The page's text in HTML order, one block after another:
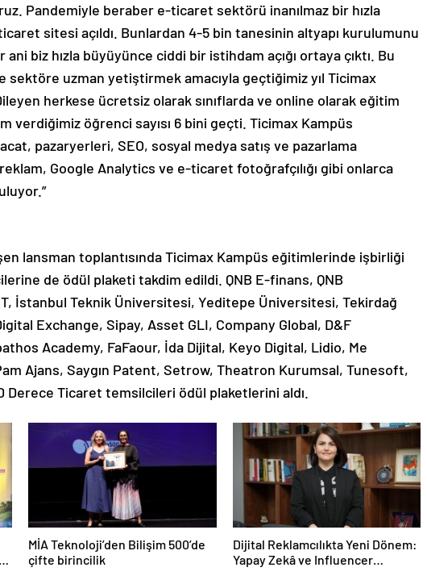
Pandemiyle beraber e-ticaret sektörü inanılmaz bir hızla
sitesi açıldı. Bunlardan 4-5 bin tanesinin altyapı kurulumunu
biz hızla büyüyünce ciddi bir istihdam açığı ortaya çıktı. Bu
sektöre uzman yetiştirmek amacıyla geçtiğimiz yıl Ticimax
herkese ücretsiz olarak sınıflarda ve online olarak eğitim
verdiğimiz öğrenci sayısı 6 bini geçti. Ticimax Kampüs
pazaryerleri, SEO, sosyal medya satış ve pazarlama
Google Analytics ve e-ticaret fotoğrafçılığı gibi onlarca
lansman toplantısında Ticimax Kampüs eğitimlerinde işbirliği
de ödül plaketi takdim edildi. QNB E-finans, QNB
İstanbul Teknik Üniversitesi, Yeditepe Üniversitesi, Tekirdağ
Exchange, Sipay, Asset GLI, Company Global, D&F
Academy, FaFaour, İda Dijital, Keyo Digital, Lidio, Me
Ajans, Saygın Patent, Setrow, Theatron Kurumsal, Tunesoft,
Derece Ticaret temsilcileri ödül plaketlerini aldı.
MİA Teknoloji’den Bilişim 500’de
çifte birincilik
Dijital Reklamcılıkta Yeni Dönem:
Yapay Zekâ ve Influencer